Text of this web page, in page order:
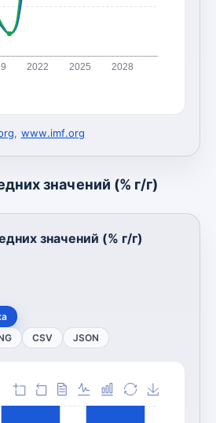
2022 2025 2028
, www.imf.org
значений (% г/г)
значений (% г/г)
CSV JSON